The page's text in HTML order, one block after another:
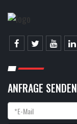
ANFRAGE SENDEN